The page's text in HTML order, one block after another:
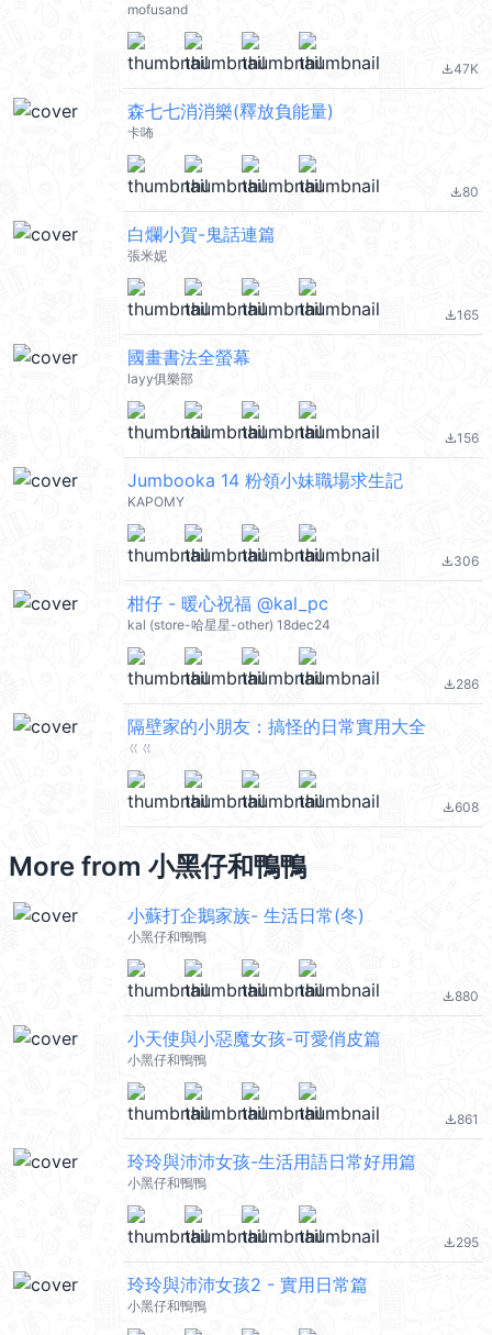
mofusand
file_download47K
森七七消消樂(釋放負能量)
卡咘
file_download80
白爛小賀-鬼話連篇
張米妮
file_download165
國畫書法全螢幕
layy俱樂部
file_download156
Jumbooka 14 粉領小妹職場求生記
KAPOMY
file_download306
柑仔 - 暖心祝福 @kal_pc
kal (store-哈星星-other) 18dec24
file_download286
隔壁家的小朋友：搞怪的日常實用大全
ㄍㄍ
file_download608
More from 小黑仔和鴨鴨
小蘇打企鵝家族- 生活日常(冬)
小黑仔和鴨鴨
file_download880
小天使與小惡魔女孩-可愛俏皮篇
小黑仔和鴨鴨
file_download861
玲玲與沛沛女孩-生活用語日常好用篇
小黑仔和鴨鴨
file_download295
玲玲與沛沛女孩2 - 實用日常篇
小黑仔和鴨鴨